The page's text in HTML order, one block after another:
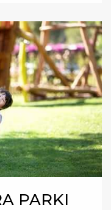
PARKI